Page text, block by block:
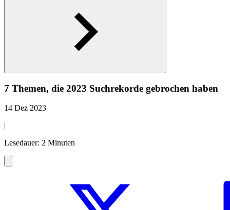
7 Themen, die 2023 Suchrekorde gebrochen haben
14 Dez 2023
|
Lesedauer: 2 Minuten